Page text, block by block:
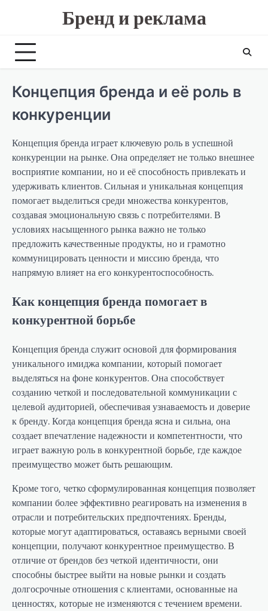
Бренд и реклама
Концепция бренда и её роль в
конкуренции
Концепция бренда играет ключевую роль в успешной
конкуренции на рынке. Она определяет не только внешнее
восприятие компании, но и её способность привлекать и
удерживать клиентов. Сильная и уникальная концепция
помогает выделиться среди множества конкурентов,
создавая эмоциональную связь с потребителями. В
условиях насыщенного рынка важно не только
предложить качественные продукты, но и грамотно
коммуницировать ценности и миссию бренда, что
напрямую влияет на его конкурентоспособность.
Как концепция бренда помогает в
конкурентной борьбе
Концепция бренда служит основой для формирования
уникального имиджа компании, который помогает
выделяться на фоне конкурентов. Она способствует
созданию четкой и последовательной коммуникации с
целевой аудиторией, обеспечивая узнаваемость и доверие
к бренду. Когда концепция бренда ясна и сильна, она
создает впечатление надежности и компетентности, что
играет важную роль в конкурентной борьбе, где каждое
преимущество может быть решающим.
Кроме того, четко сформулированная концепция позволяет
компании более эффективно реагировать на изменения в
отрасли и потребительских предпочтениях. Бренды,
которые могут адаптироваться, оставаясь верными своей
концепции, получают конкурентное преимущество. В
отличие от брендов без четкой идентичности, они
способны быстрее выйти на новые рынки и создать
долгосрочные отношения с клиентами, основанные на
ценностях, которые не изменяются с течением времени.